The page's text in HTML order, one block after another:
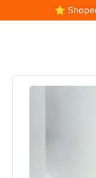
⭐